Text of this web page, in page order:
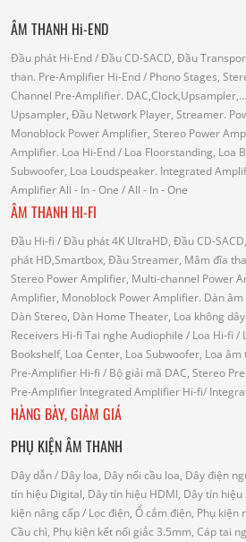
ÂM THANH Hi-END
Đầu phát Hi-End/ Đầu CD-SACD, Đầu
than. Pre-Amplifier Hi-End/ Phono Stages,
Channel Pre-Amplifier. DAC,Clock,Upsampler,...
Upsampler, Đầu Network Player, Streamer.
Monoblock Power Amplifier, Stereo Power
Amplifier. Loa Hi-End/ Loa Floorstanding, Loa
Subwoofer, Loa Loudspeaker. Integrated
AmplifierAll - In - One / All - In - One
ÂM THANH HI-FI
Đầu Hi-fi / Đầu phát 4K UltraHD, Đầu CD-
phát HD,Smartbox, Đầu Streamer, Mâm đĩa
Stereo Power Amplifier, Multi-channel Power
Amplifier, Monoblock Power Amplifier. Dàn
Dàn Stereo, Dàn Home Theater, Loa không dây.
Receivers Hi-fi Tai nghe Audiophile / Loa Hi-fi /
Bookshelf, Loa Center, Loa Subwoofer, Loa
Pre-Amplifier Hi-fi / Bộ giải mã DAC, Stereo
Pre-Amplifier Integrated Amplifier Hi-fi/
HÀNG BÀY, GIẢM GIÁ
PHỤ KIỆN ÂM THANH
Dây dẫn/ Dây loa, Dây nối cầu loa, Dây điện
tín hiệu Digital, Dây tín hiệu HDMI, Dây tín hiệu
kiện nâng cấp/ Lọc điện, Ổ cắm điện, Phụ kiện
Cầu chì, Phụ kiện kết nối giắc 3.5mm, Cáp tai